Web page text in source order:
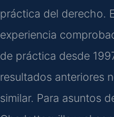
práctica del derecho.
experiencia
de práctica desde
resultados anteriores
similar. Para asuntos